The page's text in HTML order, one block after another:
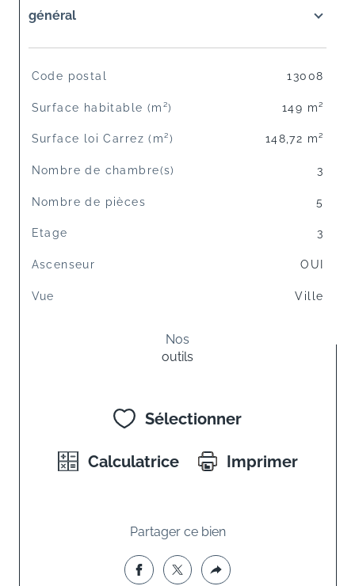
général
TRAD_SIROCCO_Caracteristique
Code postal 13008
Surface habitable (m²) 149 m²
Surface loi Carrez (m²) 148,72 m²
Nombre de chambre(s) 3
Nombre de pièces 5
Etage 3
Ascenseur OUI
Vue Ville
Nos
outils
Sélectionner
Calculatrice Imprimer
Partager ce bien